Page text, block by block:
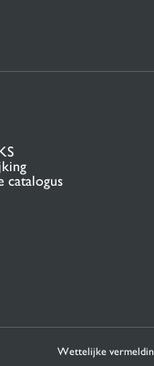
aan om te bepalen hoe uw
catalogus
Wettelijke